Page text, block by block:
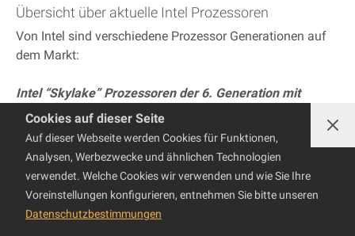
Cookies auf dieser Seite
Auf dieser Webseite werden Cookies für Funktionen,
Analysen, Werbezwecke und ähnlichen Technologien
verwendet. Welche Cookies wir verwenden und wie Sie Ihre
Voreinstellungen konfigurieren, entnehmen Sie bitte unseren
Datenschutzbestimmungen
Übersicht über aktuelle Intel Prozessoren
Von Intel sind verschiedene Prozessor Generationen auf
dem Markt:
Intel “Skylake” Prozessoren der 6. Generation mit
Bezeichnung 6xxx:
Intel Core i3, Core i5, Core i7 Prozessoren mit 2 bis 4
Prozessorkernen.
Maximal 64 GB Arbeitsspeicher und 20 PCI Express
Lanes.
Tiefe bis gute Leistungsklasse.